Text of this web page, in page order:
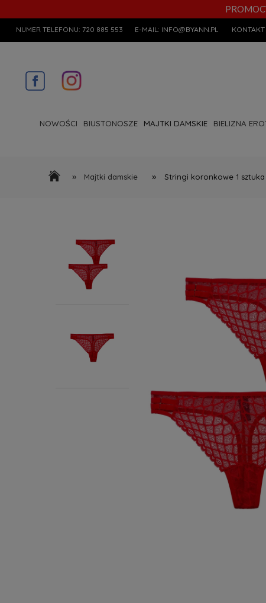
NUMER TELEFONU: 720 885 553 E-MAIL: INFO@BYANN.PL KONTAKT
NOWOŚCI BIUSTONOSZE MAJTKI DAMSKIE BIELIZNA
» Majtki damskie » Stringi koronkowe 1 sztuka